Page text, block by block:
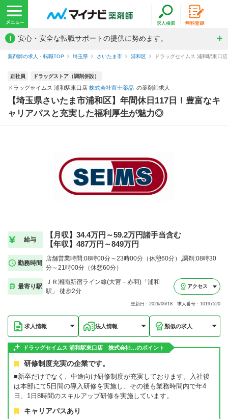
! 安心・安全な転職サポートの提供に努めます。
薬剤師の求人・転職TOP 埼玉県 さいたま市 浦和区 ドラッグセイムス 浦和駅東口
正社員 ドラッグストア（調剤併設）
ドラッグセイムス 浦和駅東口店 株式会社富士薬品 の薬剤師求人
【埼玉県さいたま市浦和区】年間休日117日！豊富なキ
ャリアパスと充実した福利厚生が魅力◎
給与
【月収】34.4万円～59.2万円諸手当含む
【年収】487万円～849万円
勤務時間
店舗営業時間:08時00分～23時00分（休憩60分）,調剤:08時30
分～21時00分（休憩60分）
最寄り駅
ＪＲ湘南新宿ライン線(大宮－赤羽)「浦和
駅」 徒歩2分
アクセス
更新日：2026/06/18 求人番号：10197520
求人情報 法人情報 類似の求人
ドラッグセイムス 浦和駅東口店 株式会社…のポイント
研修制度充実の企業です。
■新卒だけでなく、中途向け研修制度が充実しております。入社後
は本部にて5日間の導入研修を実施し、その後も業務時間内で年4
日、1日8時間のスキルアップ研修を実施しています。
キャリアパスあり